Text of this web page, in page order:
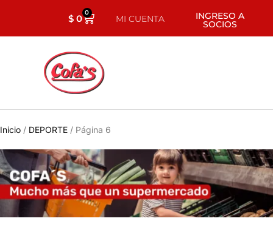
$0 0
MI CUENTA INGRESO A
SOCIOS
Inicio / DEPORTE / Página 6